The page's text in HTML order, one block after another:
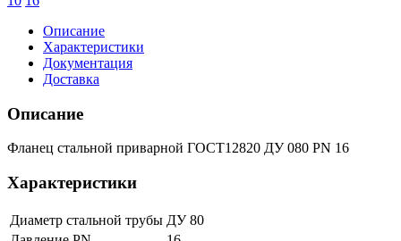
Описание
Характеристики
Документация
Доставка
Описание
Фланец стальной приварной ГОСТ12820 ДУ 080 PN 16
Характеристики
Диаметр стальной трубы ДУ 80